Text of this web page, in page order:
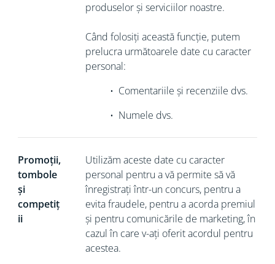
produselor și serviciilor noastre.
Când folosiți această funcție, putem
prelucra următoarele date cu caracter
personal:
• Comentariile și recenziile dvs.
• Numele dvs.
Promoții,
tombole
și
competiț
ii
Utilizăm aceste date cu caracter
personal pentru a vă permite să vă
înregistrați într-un concurs, pentru a
evita fraudele, pentru a acorda premiul
și pentru comunicările de marketing, în
cazul în care v-ați oferit acordul pentru
acestea.